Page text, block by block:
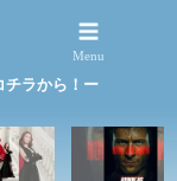
集記事
チラから！ー
Menu